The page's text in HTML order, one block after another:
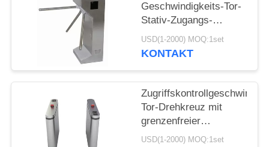
Geschwindigkeits-Tor-
Stativ-Zugangs-
System-Fingerabdruck
oder Identifikation
USD(1-2000) MOQ:1set
KONTAKT
Tor-Drehkreuz mit
grenzenfreier
Befestigungsled-Lampe
USD(1-2000) MOQ:1set